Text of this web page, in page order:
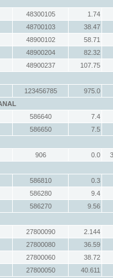
48300105
1.74
48700103
38.47
48900102
58.71
48900204
82.32
48900237
107.75
123456785
975.0
586640
7.4
586650
7.5
906 0.0
586810
0.3
586280
9.4
586270
9.56
27800090
2.144
27800080
36.59
27800060
38.72
27800050
40.611